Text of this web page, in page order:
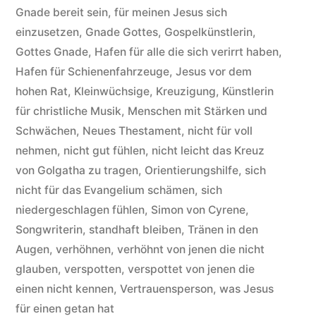
the
gospel
(of
Jesus
Christ)“
Gnade bereit sein, für meinen Jesus sich
einzusetzen, Gnade Gottes, Gospelkünstlerin,
Gottes Gnade, Hafen für alle die sich verirrt haben,
Hafen für Schienenfahrzeuge, Jesus vor dem
hohen Rat, Kleinwüchsige, Kreuzigung, Künstlerin
für christliche Musik, Menschen mit Stärken und
Schwächen, Neues Thestament, nicht für voll
nehmen, nicht gut fühlen, nicht leicht das Kreuz
von Golgatha zu tragen, Orientierungshilfe, sich
nicht für das Evangelium schämen, sich
niedergeschlagen fühlen, Simon von Cyrene,
Songwriterin, standhaft bleiben, Tränen in den
Augen, verhöhnen, verhöhnt von jenen die nicht
glauben, verspotten, verspottet von jenen die
einen nicht kennen, Vertrauensperson, was Jesus
für einen getan hat